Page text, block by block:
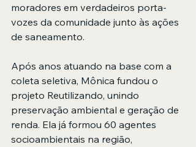
moradores em verdadeiros porta-
vozes da comunidade junto às ações
de saneamento.
Após anos atuando na base com a
coleta seletiva, Mônica fundou o
projeto Reutilizando, unindo
preservação ambiental e geração de
renda. Ela já formou 60 agentes
socioambientais na região,